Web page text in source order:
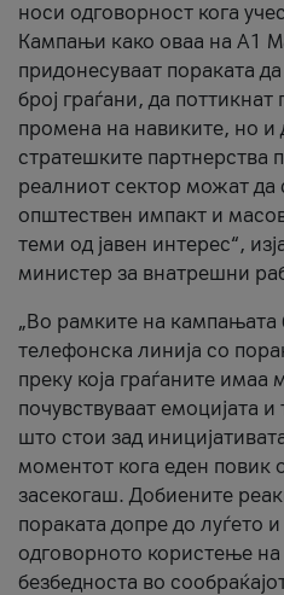
носи одговорност кога
Кампањи како оваа на A1
придонесуваат пораката
број граѓани, да
промена на навиките, но и
стратешките партнерства
реалниот сектор можат да
општествен импакт и
теми од јавен интерес“,
министер за внатрешни
„Во рамките на кампањата
телефонска линија со
преку која граѓаните имаа
почувствуваат емоцијата
што стои зад
моментот кога еден повик
засекогаш. Добиените
пораката допре до луѓето
одговорното користење на
безбедноста во